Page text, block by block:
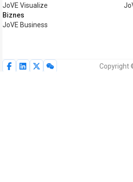
JoVE Visualize
Biznes
JoVE Business
Copyright